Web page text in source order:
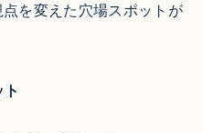
を変えた穴場スポットが